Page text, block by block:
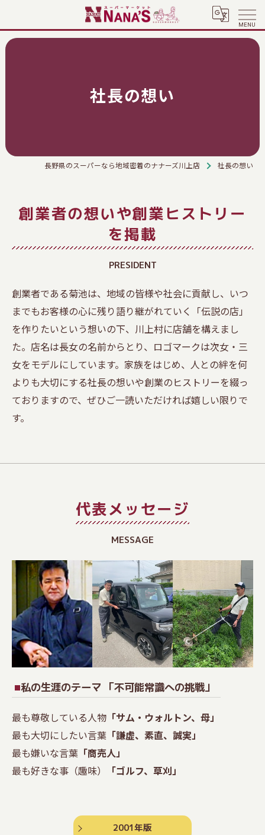
社長の想い
長野県のスーパーなら地域密着のナナーズ川上店 社長の想い
創業者の想いや創業ヒストリー
を掲載
PRESIDENT
創業者である菊池は、地域の皆様や社会に貢献し、いつ
までもお客様の心に残り語り継がれていく「伝説の店」
を作りたいという想いの下、川上村に店舗を構えまし
た。店名は長女の名前からとり、ロゴマークは次女・三
女をモデルにしています。家族をはじめ、人との絆を何
よりも大切にする社長の想いや創業のヒストリーを綴っ
ておりますので、ぜひご一読いただければ嬉しい限りで
す。
代表メッセージ
MESSAGE
私の生涯のテーマ 「不可能常識への挑戦」
最も尊敬している人物 「サム・ウォルトン、母」
最も大切にしたい言葉 「謙虚、素直、誠実」
最も嫌いな言葉 「商売人」
最も好きな事（趣味）
「ゴルフ、草刈」
2001年版